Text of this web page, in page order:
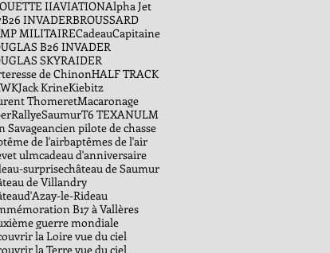
IIAVIATIONAlpha Jet
B26 INVADERBROUSSARD
MILITAIRECadeauCapitaine
B26 INVADER
SKYRAIDER
de ChinonHALF TRACK
Jack KrineKiebitz
ThomeretMacaronage
RallyeSaumurT6 TEXANULM
Savageancien pilote de chasse
de l'airbaptêmes de l'air
ulmcadeau d'anniversaire
surprisechâteau de Saumur
de Villandry
le-Rideau
B17 à Vallères
guerre mondiale
la Loire vue du ciel
la Terre vue du ciel